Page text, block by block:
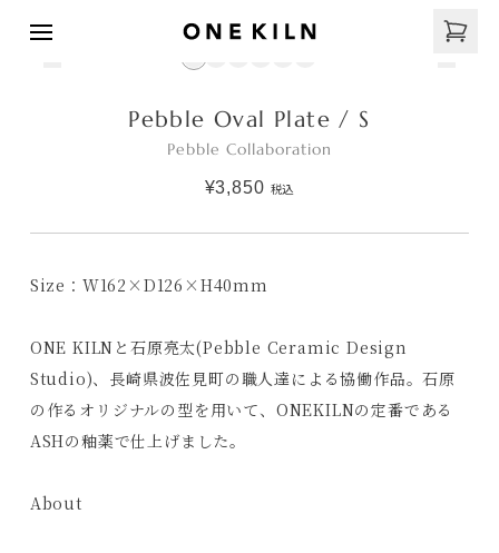
Pebble Oval Plate / S
Pebble Collaboration
¥3,850 税込
Size：W162×D126×H40mm
ONE KILNと石原亮太(Pebble Ceramic Design
Studio)、長崎県波佐見町の職人達による協働作品。石原
の作るオリジナルの型を用いて、ONEKILNの定番である
ASHの釉薬で仕上げました。
About